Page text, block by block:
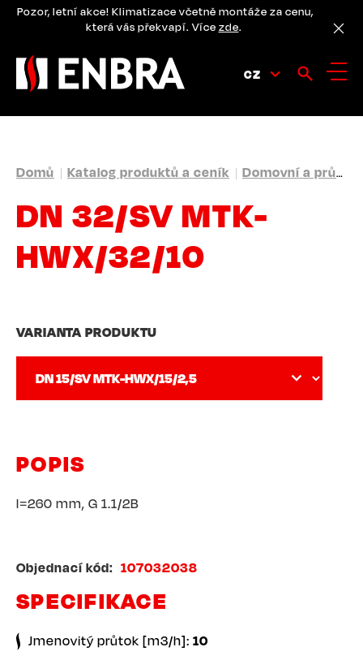
PřejítPozor, letní akce! Klimatizace včetně montáže za cenu,
která vás překvapí. Více zde.
CZ
DROBEČKOVÁ
NAVIGACE
Domů Katalog produktů a ceník Domovní a průmyslové vodoměry
DN 32/SV MTK-
HWX/32/10
VARIANTA PRODUKTU
POPIS
l=260 mm, G 1.1/2B
Objednací kód 107032038
SPECIFIKACE
Jmenovitý průtok [m3/h]: 10